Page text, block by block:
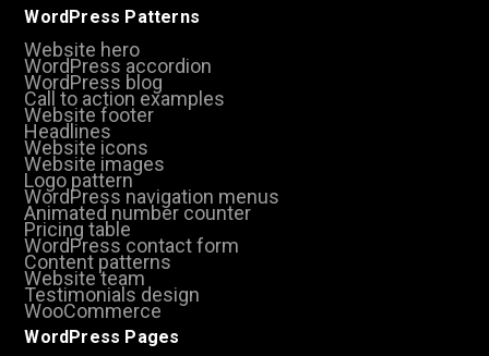
WordPress Patterns
Website hero
WordPress accordion
WordPress blog
Call to action examples
Website footer
Headlines
Website icons
Website images
Logo pattern
WordPress navigation menus
Animated number counter
Pricing table
WordPress contact form
Content patterns
Website team
Testimonials design
WooCommerce
WordPress Pages